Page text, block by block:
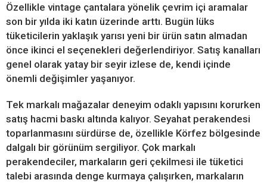
Özellikle vintage çantalara yönelik çevrim içi aramalar
son bir yılda iki katın üzerinde arttı. Bugün lüks
tüketicilerin yaklaşık yarısı yeni bir ürün satın almadan
önce ikinci el seçenekleri değerlendiriyor. Satış kanalları
genel olarak yatay bir seyir izlese de, kendi içinde
önemli değişimler yaşanıyor.
Tek markalı mağazalar deneyim odaklı yapısını korurken
satış hacmi baskı altında kalıyor. Seyahat perakendesi
toparlanmasını sürdürse de, özellikle Körfez bölgesinde
dalgalı bir görünüm sergiliyor. Çok markalı
perakendeciler, markaların geri çekilmesi ile tüketici
talebi arasında denge kurmaya çalışırken, markaların